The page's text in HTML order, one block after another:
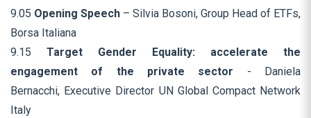
9.05 Opening Speech – Silvia Bosoni, Group Head of ETFs,
Borsa Italiana
9.15 Target Gender Equality: accelerate the
engagement of the private sector - Daniela
Bernacchi, Executive Director UN Global Compact Network
Italy